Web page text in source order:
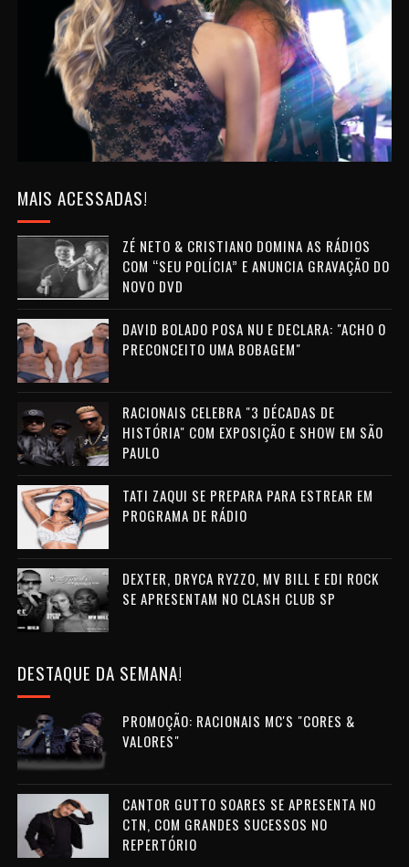
MAIS ACESSADAS!
ZÉ NETO & CRISTIANO DOMINA AS RÁDIOS
COM “SEU POLÍCIA” E ANUNCIA GRAVAÇÃO DO
NOVO DVD
DAVID BOLADO POSA NU E DECLARA: "ACHO O
PRECONCEITO UMA BOBAGEM"
RACIONAIS CELEBRA "3 DÉCADAS DE
HISTÓRIA" COM EXPOSIÇÃO E SHOW EM SÃO
PAULO
TATI ZAQUI SE PREPARA PARA ESTREAR EM
PROGRAMA DE RÁDIO
DEXTER, DRYCA RYZZO, MV BILL E EDI ROCK
SE APRESENTAM NO CLASH CLUB SP
DESTAQUE DA SEMANA!
PROMOÇÃO: RACIONAIS MC'S "CORES &
VALORES"
CANTOR GUTTO SOARES SE APRESENTA NO
CTN, COM GRANDES SUCESSOS NO
REPERTÓRIO